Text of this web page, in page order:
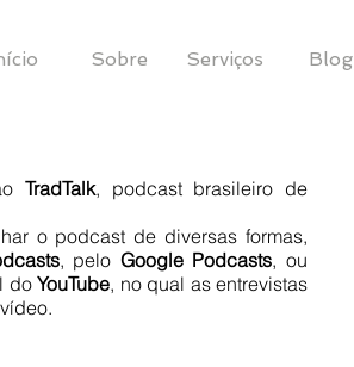
Sobre Serviços Blog
TradTalk, podcast brasileiro de
o podcast de diversas formas,
, pelo Google Podcasts, ou
doYouTube, no qual as entrevistas